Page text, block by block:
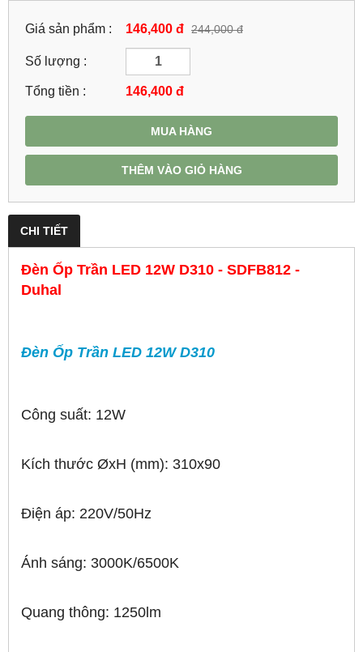
Giá sản phẩm : 146,400 đ 244,000 đ
Số lượng :
Tổng tiền : 146,400 đ
MUA HÀNG
THÊM VÀO GIỎ HÀNG
CHI TIẾT
Đèn Ốp Trần LED 12W D310 - SDFB812 -
Duhal
Đèn Ốp Trần LED 12W D310
Công suất: 12W
Kích thước ØxH (mm): 310x90
Điện áp: 220V/50Hz
Ánh sáng: 3000K/6500K
Quang thông: 1250lm